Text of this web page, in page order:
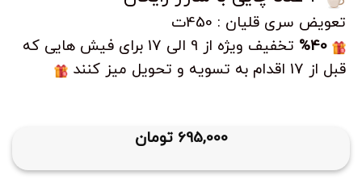
تعویض سری قلیان : 450ت
%40
تخفیف ویژه از 9 الی 17 برای فیش هایی که
قبل از 17 اقدام به تسویه و تحویل میز کنند
695,000 تومان